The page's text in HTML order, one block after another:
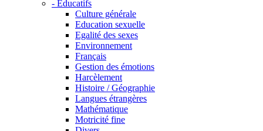
- Educatifs
Culture générale
Education sexuelle
Egalité des sexes
Environnement
Français
Gestion des émotions
Harcèlement
Histoire / Géographie
Langues étrangères
Mathématique
Motricité fine